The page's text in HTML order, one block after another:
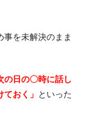
事を未解決のまま
の日の〇時に話し
おく」 といった